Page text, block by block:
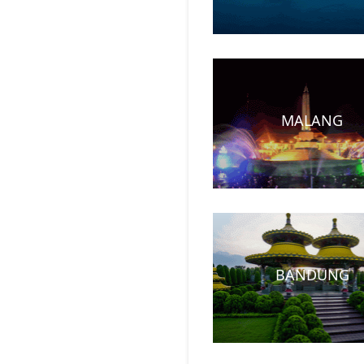
MALANG
BANDUNG